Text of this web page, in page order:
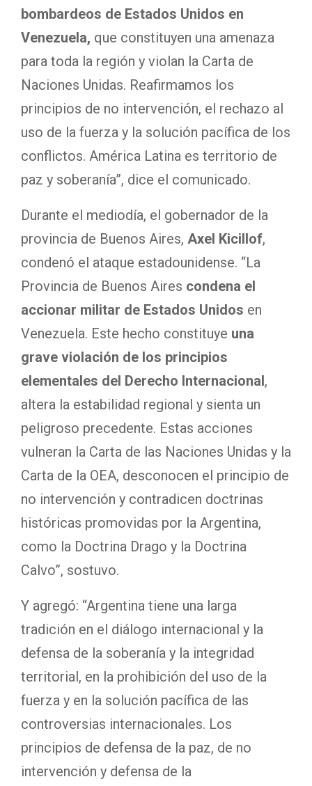
bombardeos de Estados Unidos en
Venezuela, que constituyen una amenaza
para toda la región y violan la Carta de
Naciones Unidas. Reafirmamos los
principios de no intervención, el rechazo al
uso de la fuerza y la solución pacífica de los
conflictos. América Latina es territorio de
paz y soberanía”, dice el comunicado.
Durante el mediodía, el gobernador de la
provincia de Buenos Aires, Axel Kicillof,
condenó el ataque estadounidense. “La
Provincia de Buenos Aires condena el
accionar militar de Estados Unidos en
Venezuela. Este hecho constituye una
grave violación de los principios
elementales del Derecho Internacional,
altera la estabilidad regional y sienta un
peligroso precedente. Estas acciones
vulneran la Carta de las Naciones Unidas y la
Carta de la OEA, desconocen el principio de
no intervención y contradicen doctrinas
históricas promovidas por la Argentina,
como la Doctrina Drago y la Doctrina
Calvo”, sostuvo.
Y agregó: “Argentina tiene una larga
tradición en el diálogo internacional y la
defensa de la soberanía y la integridad
territorial, en la prohibición del uso de la
fuerza y en la solución pacífica de las
controversias internacionales. Los
principios de defensa de la paz, de no
intervención y defensa de la